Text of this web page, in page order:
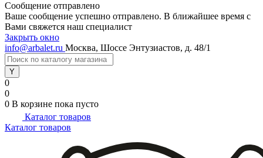
Сообщение отправлено
Ваше сообщение успешно отправлено. В ближайшее время с
Вами свяжется наш специалист
Закрыть окно
info@arbalet.ru Москва, Шоссе Энтузиастов, д. 48/1
0
0
0 В корзине пока пусто
Каталог товаров
Каталог товаров